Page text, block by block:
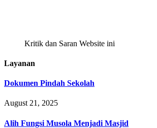
Kritik dan Saran Website ini
Layanan
Dokumen Pindah Sekolah
August 21, 2025
Alih Fungsi Musola Menjadi Masjid